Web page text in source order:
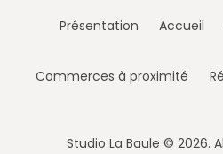
Présentation Accueil
Commerces à proximité
Studio La Baule © 2026.